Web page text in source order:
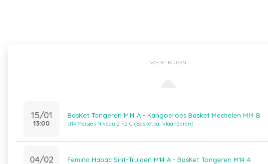
WEDSTRIJDEN
15/01
13:00
BasKet Tongeren M14 A - Kangoeroes Basket Mechelen M14 B
U14 Meisjes Niveau 2 R2 C (Basketbal Vlaanderen)
04/02 Femina Habac Sint-Truiden M14 A - BasKet Tongeren M14 A